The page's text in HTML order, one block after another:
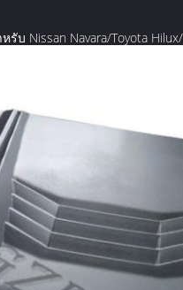
รับ Nissan Navara/Toyota